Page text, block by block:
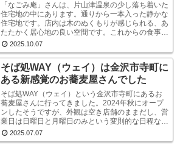
「なごみ庵」さんは、片山津温泉の少し落ち着いた
住宅地の中にあります。通りから一本入った静かな
住宅地です。店内は木のぬくもりが感じられる、あ
たたかく居心地の良い空間です。これからの食事へ
の期待が自然と高まります。メニューを拝見する
と、様々なお...
2025.10.07
そば処WAY（ウェイ）は金沢市寺町に
ある新感覚のお蕎麦屋さんでした
そば処WAY（ウェイ）という金沢市寺町にあるお
蕎麦屋さんに行ってきました。2024年秋にオープ
ンしたそうですが、外観は空き店舗のままだし、営
業日は日曜日と月曜日のみという変則的な日程なの
で、まだ認知度はそれほど高くないようです。しか
し、店内...
2025.07.07